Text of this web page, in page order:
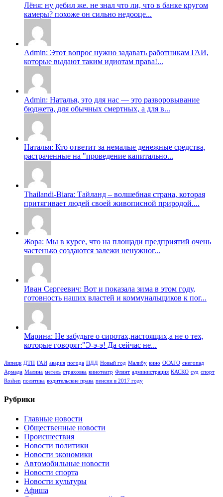
Лёня: ну дебил же. не знал что ли, что в банке кругом
камеры? похоже он сильно недооце...
Admin: Этот вопрос нужно задавать работникам ГАИ,
которые выдают таким идиотам права!...
Admin: Наталья, это для нас — это разворовывание
бюджета, для обычных смертных, а для в...
Наталья: Кто ответит за немалые денежные средства,
растраченные на "проведение капитально...
Thailandi-Biara: Тайланд – волшебная страна, которая
притягивает людей своей живописной природой....
Жора: Мы в курсе, что на площади предприятий очень
частенько создаются залежи ненужног...
Иван Сергеевич: Вот и показала зима в этом году,
готовность наших властей и коммунальщиков к пог...
Марина: Не забудьте о сиротах,настоящих,а не о тех,
которые говорят:"Э-э-э! Да сейчас не...
Липецк ДТП ГАИ авария погода ПДД Новый год Малибу кино ОСАГО снегопад
Армада Малина метель страховка кинотеатр Флинт администрация КАСКО суд спорт
Roshen политика водительские права пенсии в 2017 году
Рубрики
Главные новости
Общественные новости
Происшествия
Новости политики
Новости экономики
Автомобильные новости
Новости спорта
Новости культуры
Афиша